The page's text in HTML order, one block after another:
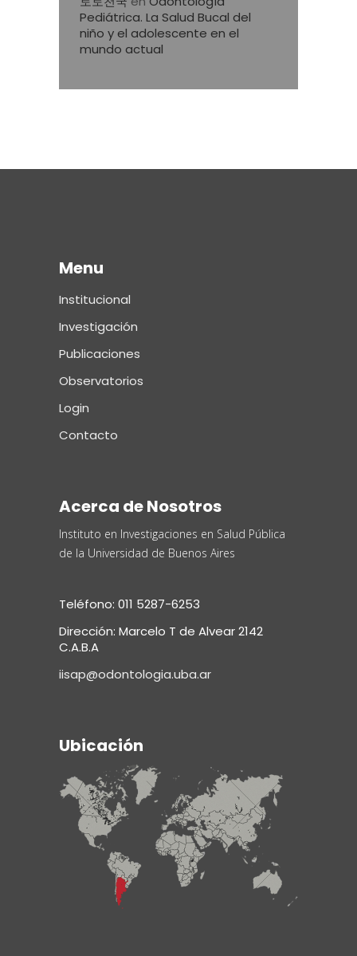
Pediátrica. La Salud Bucal del
niño y el adolescente en el
mundo actual
Menu
Institucional
Investigación
Publicaciones
Observatorios
Login
Contacto
Acerca de Nosotros
Instituto en Investigaciones en Salud Pública
de la Universidad de Buenos Aires
Teléfono: 011 5287-6253
Dirección: Marcelo T de Alvear 2142
C.A.B.A
iisap@odontologia.uba.ar
Ubicación